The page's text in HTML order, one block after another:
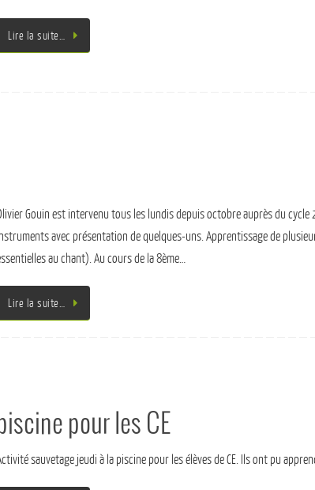
Lire la suite…
Gouin est intervenu tous les lundis depuis octobre auprès du cycle
avec présentation de quelques-uns. Apprentissage de
au chant). Au cours de la 8ème…
Lire la suite…
pour les CE
sauvetage jeudi à la piscine pour les élèves de CE. Ils ont pu